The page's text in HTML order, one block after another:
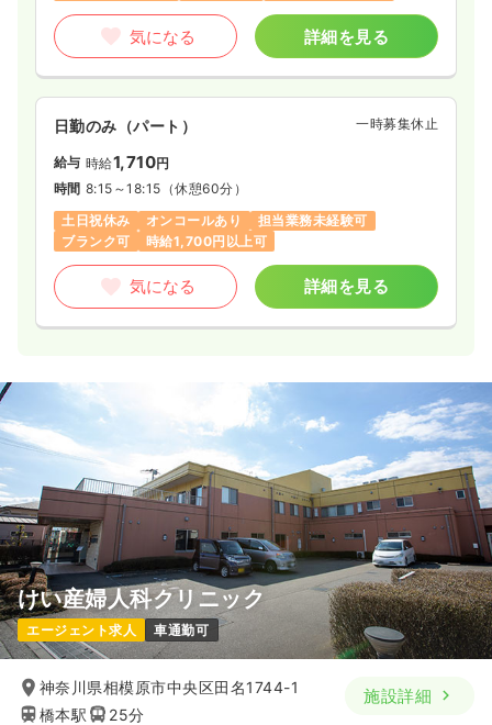
日勤のみ（パート） 一時募集休止
給与 お問い合わせください
時間 8:30～17:00
ブランク可
気になる
夜勤のみ（パート） 一時募集休止
給与 お問い合わせください
時間 16:30～9:00
透析正・准看護師 一般病院
日勤のみ（常勤） 一時募集休止
給与 26.0万円〜/月 賞与3.5ヶ月
※経験5年の例
時間 7:00～15:45
4週8休以上
ブランク可 月給26万円以上可
気になる 詳細を見る
気になる 詳細を見る
日勤のみ（パート） 一時募集休止
給与 時給1,710円
時間 8:15～18:15 （休憩60分）
土日祝休み
オンコールあり
担当業務未経験可
ブランク可
時給1,700円以上可
気になる 詳細を見る
けい産婦人科クリニック
エージェント求人 車通勤可
神奈川県相模原市中央区田名1744-1
橋本駅
25分
施設詳細